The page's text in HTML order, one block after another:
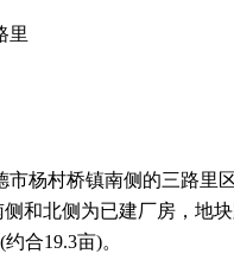
里
市杨村桥镇南侧的三路里
和北侧为已建厂房，地
合19.3亩)。